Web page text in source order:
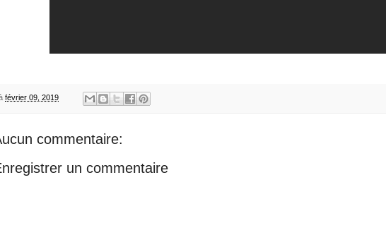
février 09, 2019
commentaire:
un commentaire